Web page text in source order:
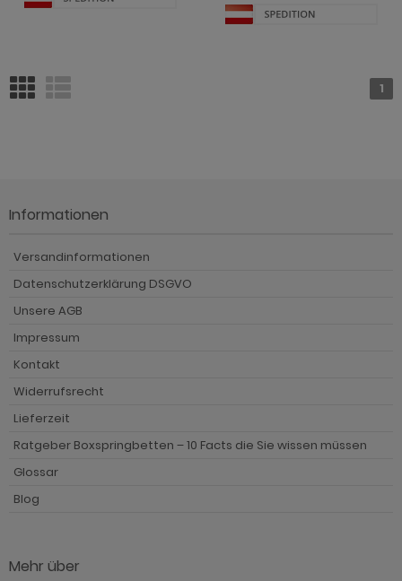
1
Informationen
Versandinformationen
Datenschutzerklärung DSGVO
Unsere AGB
Impressum
Kontakt
Widerrufsrecht
Lieferzeit
Ratgeber Boxspringbetten – 10 Facts die Sie wissen müssen
Glossar
Blog
Mehr über